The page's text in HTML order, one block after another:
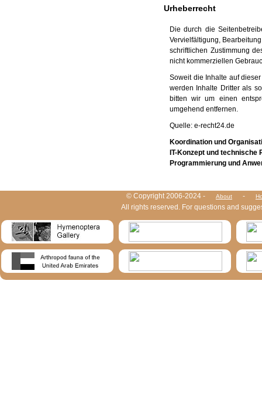
Urheberrecht
Die durch die
Vervielfältigung,
schriftlichen Zustimmung
nicht kommerziellen
Soweit die Inhalte auf
werden Inhalte Dritter als
bitten wir um einen
umgehend entfernen.
Quelle: e-recht24.de
Koordination und
IT-Konzept und
Programmierung und
© Copyright 2006-2024 - About -
All rights reserved. For questions and
HymIS projectlist